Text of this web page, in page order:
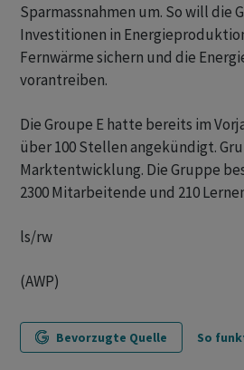
Sparmassnahmen um. So will die
Investitionen in
Fernwärme sichern und die
vorantreiben.
Die Groupe E hatte bereits im
über 100 Stellen angekündigt.
Marktentwicklung. Die Gruppe
2300 Mitarbeitende und 210
ls/rw
(AWP)
Bevorzugte Quelle So